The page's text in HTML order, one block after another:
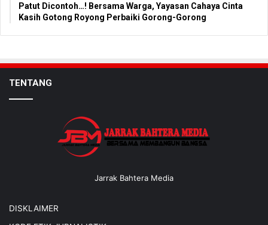
Patut Dicontoh…! Bersama Warga, Yayasan Cahaya Cinta
Kasih Gotong Royong Perbaiki Gorong-Gorong
TENTANG
Jarrak Bahtera Media
DISKLAIMER